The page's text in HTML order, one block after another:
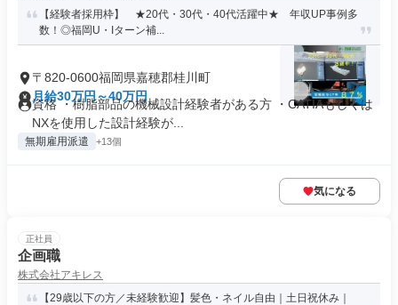
【経験者採用枠】 ★20代・30代・40代活躍中★ 年収UP事例多
数！◎福岡U・Iターン補...
〒820-0600福岡県嘉穂郡桂川町
月給30万円～40万円
資格 ・樹脂部品の機械設計経験者がある方 ・CATIAもしくは
NXを使用した設計経験が...
無期雇用派遣 +13個
気になる
正社員
企画職
株式会社アキレス
【29歳以下の方／未経験歓迎】髪色・ネイル自由｜土日祝休み｜